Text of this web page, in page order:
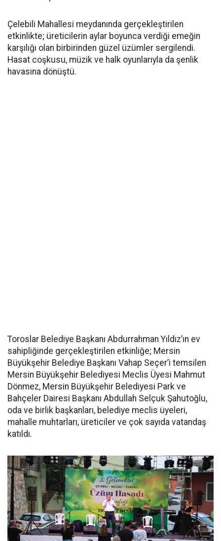
Çelebili Mahallesi meydanında gerçekleştirilen
etkinlikte; üreticilerin aylar boyunca verdiği emeğin
karşılığı olan birbirinden güzel üzümler sergilendi.
Hasat coşkusu, müzik ve halk oyunlarıyla da şenlik
havasına dönüştü.
Toroslar Belediye Başkanı Abdurrahman Yıldız’ın ev
sahipliğinde gerçekleştirilen etkinliğe; Mersin
Büyükşehir Belediye Başkanı Vahap Seçer’i temsilen
Mersin Büyükşehir Belediyesi Meclis Üyesi Mahmut
Dönmez, Mersin Büyükşehir Belediyesi Park ve
Bahçeler Dairesi Başkanı Abdullah Selçuk Şahutoğlu,
oda ve birlik başkanları, belediye meclis üyeleri,
mahalle muhtarları, üreticiler ve çok sayıda vatandaş
katıldı.